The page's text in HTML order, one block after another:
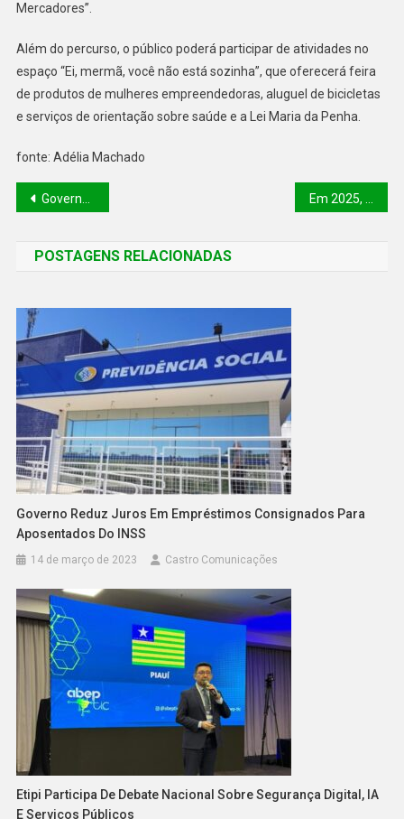
Mercadores”.
Além do percurso, o público poderá participar de atividades no
espaço “Ei, mermã, você não está sozinha”, que oferecerá feira
de produtos de mulheres empreendedoras, aluguel de bicicletas
e serviços de orientação sobre saúde e a Lei Maria da Penha.
fonte: Adélia Machado
Governo do Piauí concede reajuste salarial e promoções aos profissionais da educação Em 2025, Carretinha da Saúde já realizou 10 mil atendimentos em 21 municípios do Piauí
POSTAGENS RELACIONADAS
Governo Reduz Juros Em Empréstimos Consignados Para
Aposentados Do INSS
14 de março de 2023 Castro Comunicações
Etipi Participa De Debate Nacional Sobre Segurança Digital, IA
E Serviços Públicos